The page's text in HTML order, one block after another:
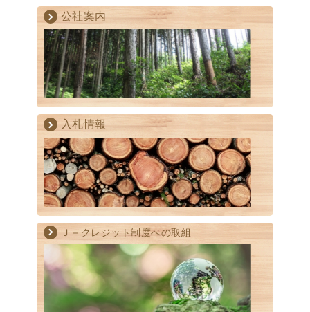
公社案内
入札情報
Ｊ－クレジット制度への取組